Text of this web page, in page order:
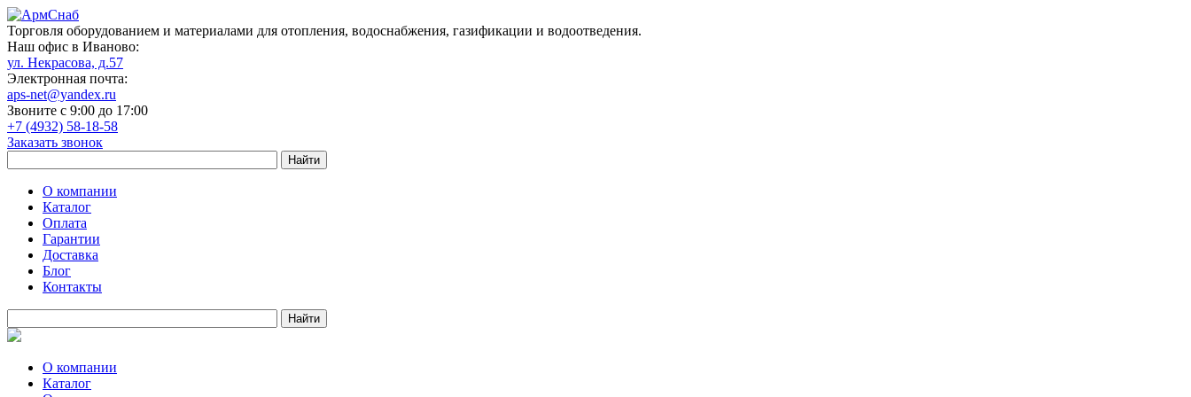
Торговля оборудованием и материалами для отопления, водоснабжения, газификации и водоотведения.
Наш офис в Иваново:
ул. Некрасова, д.57
Электронная почта:
aps-net@yandex.ru
Звоните с 9:00 до 17:00
+7 (4932) 58-18-58
Заказать звонок
О компании
Каталог
Оплата
Гарантии
Доставка
Блог
Контакты
О компании
Каталог